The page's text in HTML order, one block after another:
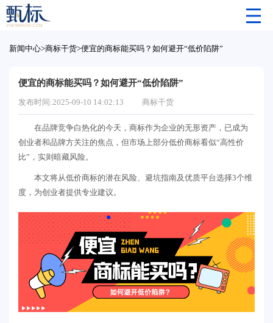
新闻中心>商标干货>便宜的商标能买吗？如何避开“低价陷阱”
便宜的商标能买吗？如何避开“低价陷阱”
发布时间:2025-09-10 14:02:13 商标干货
在品牌竞争白热化的今天，商标作为企业的无形资产，已成为
创业者和品牌方关注的焦点，但市场上部分低价商标看似“高性价
比”，实则暗藏风险。
本文将从低价商标的潜在风险、避坑指南及优质平台选择3个维
度，为创业者提供专业建议。